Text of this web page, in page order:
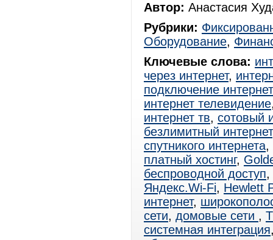
Автор: Анастасия
Рубрики:
Оборудование,
Ключевые слова:
через интернет,
подключение
интернет телевидение
интернет тв, сотовый
безлимитный интернет
спутникого интернета,
платный хостинг,
беспроводной доступ,
Яндекс.Wi-Fi, Hewlett
интернет,
сети, домовые сети ,
системная интеграция